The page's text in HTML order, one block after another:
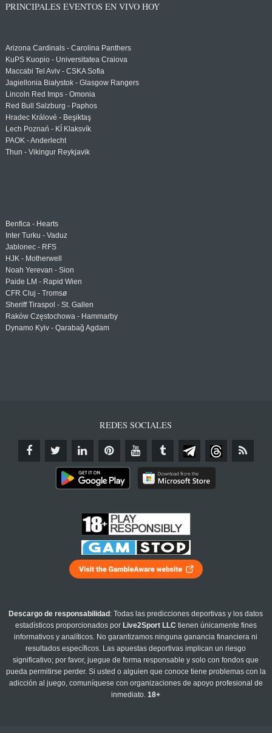
PRINCIPALES EVENTOS EN VIVO HOY
Arizona Cardinals - Carolina Panthers
KuPS Kuopio - Universitatea Craiova
Maccabi Tel Aviv - CSKA Sofia
Jagiellonia Białystok - Glasgow Rangers
Lincoln Red Imps - Omonia
Red Bull Salzburg - Paphos
Hradec Králové - Beşiktaş
Lech Poznań - KÍ Klaksvík
PAOK - Anderlecht
Thun - Vikingur Reykjavik
Benfica - Hearts
Inter Turku - Vaduz
Jablonec - RFS
HJK - Motherwell
Noah Yerevan - Sion
Paide LM - Rapid Wien
CFR Cluj - Tromsø
Sheriff Tiraspol - St. Gallen
Raków Częstochowa - Hammarby
Dynamo Kyiv - Qarabağ Agdam
REDES SOCIALES
Descargo de responsabilidad : Todas las predicciones deportivas y los datos
estadísticos proporcionados por Live2Sport LLC tienen únicamente fines
informativos y analíticos. No garantizamos ninguna ganancia financiera ni
resultados específicos. Las apuestas deportivas implican un riesgo
significativo; por favor, juegue de forma responsable y solo con fondos que
pueda permitirse perder. Si usted o alguien que conoce tiene problemas con la
adicción al juego, comuníquese con organizaciones de apoyo profesional de
inmediato.18+